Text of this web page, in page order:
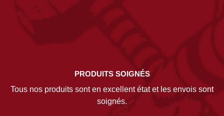
PRODUITS SOIGNÉS
Tous nos produits sont en excellent état et les envois sont
soignés.